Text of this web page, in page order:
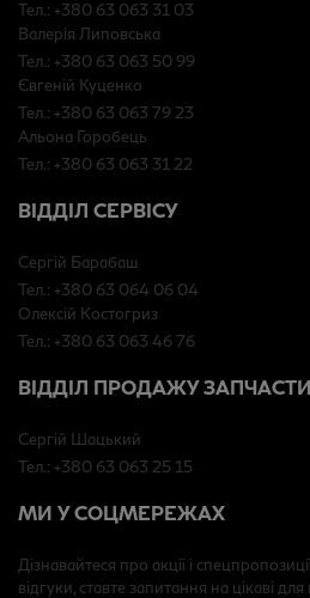
Тел.: +380 63 063 31 03
Валерія Липовська
Тел.: +380 63 063 50 99
Євгеній Куценко
Тел.: +380 63 063 79 23
Альона Горобець
Тел.: +380 63 063 31 22
ВІДДІЛ СЕРВІСУ
Сергій Барабаш
Тел.: +380 63 064 06 04
Олексій Костогриз
Тел.: +380 63 063 46 76
ВІДДІЛ ПРОДАЖУ
Сергій Шацький
Тел.: +380 63 063 25 15
МИ У СОЦМЕРЕЖАХ
Дізнавайтеся про акції і
відгуки, ставте запитання на цікаві